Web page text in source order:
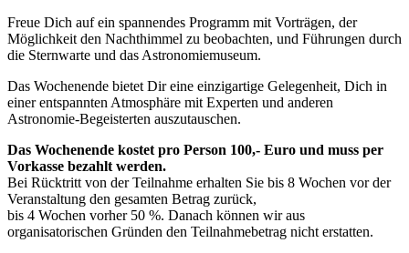
Freue Dich auf ein spannendes Programm mit Vorträgen, der
Möglichkeit den Nachthimmel zu beobachten, und Führungen durch
die Sternwarte und das Astronomiemuseum.
Das Wochenende bietet Dir eine einzigartige Gelegenheit, Dich in
einer entspannten Atmosphäre mit Experten und anderen
Astronomie-Begeisterten auszutauschen.
Das Wochenende kostet pro Person 100,- Euro und muss per
Vorkasse bezahlt werden.
Bei Rücktritt von der Teilnahme erhalten Sie bis 8 Wochen vor der
Veranstaltung den gesamten Betrag zurück,
bis 4 Wochen vorher 50 %. Danach können wir aus
organisatorischen Gründen den Teilnahmebetrag nicht erstatten.